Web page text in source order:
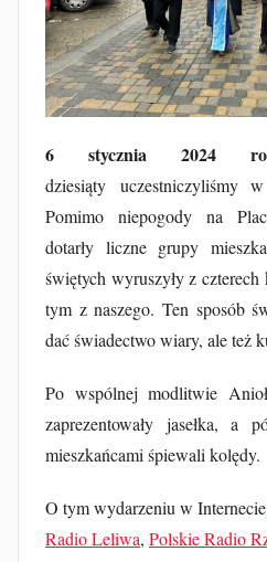
b
F
u
r
6 stycznia 2024
dziesiąty uczestniczyliśmy
Pomimo niepogody na
dotarły liczne grupy
świętych wyruszyły z
tym z naszego. Ten sposób
dać świadectwo wiary, ale też
Po wspólnej modlitwie
zaprezentowały jasełka, a
mieszkańcami śpiewali kolędy.
O tym wydarzeniu w
Radio Leliwa, Polskie Radio